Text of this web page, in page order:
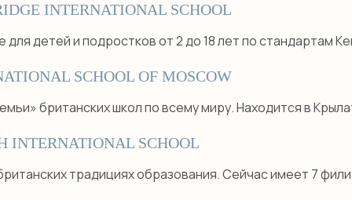
INTERNATIONAL SCHOOL
для детей и подростков от 2 до 18 лет по стандартам
SCHOOL OF MOSCOW
британских школ по всему миру. Находится в
INTERNATIONAL SCHOOL
традициях образования. Сейчас имеет 7